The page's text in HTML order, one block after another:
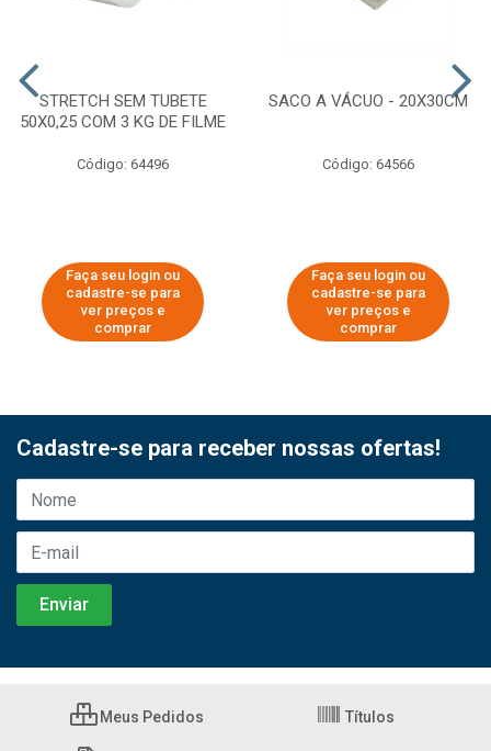
STRETCH SEM TUBETE
50X0,25 COM 3 KG DE FILME
Código: 64496
Faça seu login ou
cadastre-se para
ver preços e
comprar
SACO A VÁCUO - 20X30CM
Código: 64566
Faça seu login ou
cadastre-se para
ver preços e
comprar
Cadastre-se para receber nossas ofertas!
Meus Pedidos Títulos